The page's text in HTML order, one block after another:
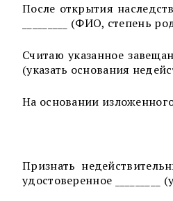
После открытия
_________ (ФИО, степень
Считаю указанное
(указать основания
На основании
Признать
удостоверенное